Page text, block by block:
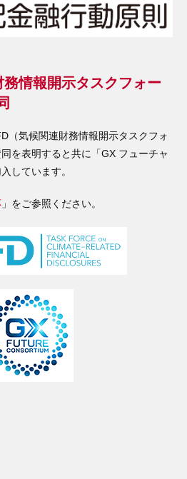
情報開示タスクフォー
（気候関連財務情報開示タスクフォ
を表明すると共に「GX フューチャ
しています。
」をご参照ください。